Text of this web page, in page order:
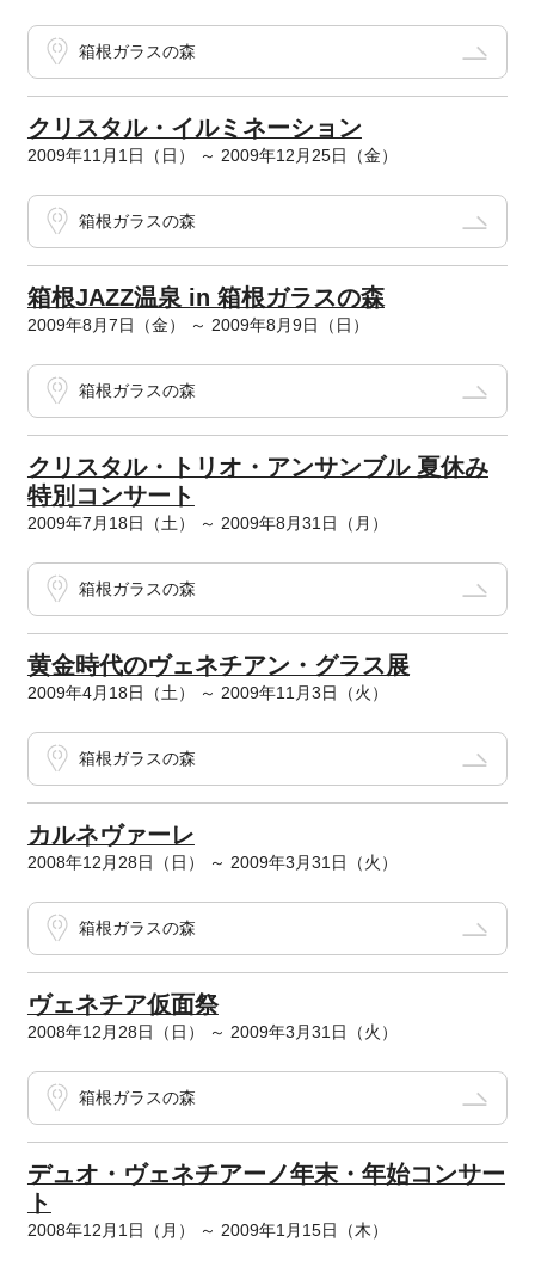
箱根ガラスの森
クリスタル・イルミネーション
2009年11月1日（日） ～ 2009年12月25日（金）
箱根ガラスの森
箱根JAZZ温泉 in 箱根ガラスの森
2009年8月7日（金） ～ 2009年8月9日（日）
箱根ガラスの森
クリスタル・トリオ・アンサンブル 夏休み
特別コンサート
2009年7月18日（土） ～ 2009年8月31日（月）
箱根ガラスの森
黄金時代のヴェネチアン・グラス展
2009年4月18日（土） ～ 2009年11月3日（火）
箱根ガラスの森
カルネヴァーレ
2008年12月28日（日） ～ 2009年3月31日（火）
箱根ガラスの森
ヴェネチア仮面祭
2008年12月28日（日） ～ 2009年3月31日（火）
箱根ガラスの森
デュオ・ヴェネチアーノ年末・年始コンサー
ト
2008年12月1日（月） ～ 2009年1月15日（木）